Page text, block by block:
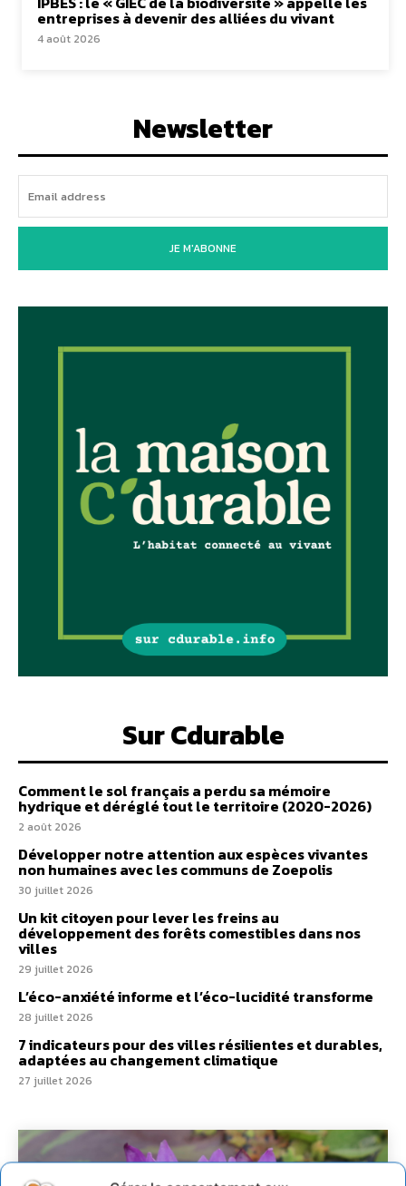
entreprises à devenir des alliées du vivant
4 août 2026
Newsletter
JE M'ABONNE
Sur Cdurable
Comment le sol français a perdu sa mémoire
hydrique et déréglé tout le territoire (2020-2026)
2 août 2026
Développer notre attention aux espèces vivantes
non humaines avec les communs de Zoepolis
30 juillet 2026
Un kit citoyen pour lever les freins au
développement des forêts comestibles dans nos
villes
29 juillet 2026
L’éco-anxiété informe et l’éco-lucidité transforme
28 juillet 2026
7 indicateurs pour des villes résilientes et durables,
adaptées au changement climatique
27 juillet 2026